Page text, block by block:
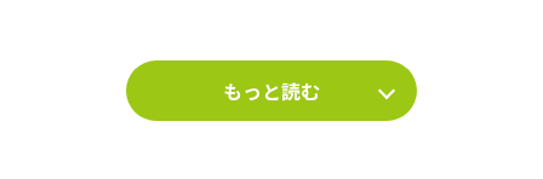
もっと読む